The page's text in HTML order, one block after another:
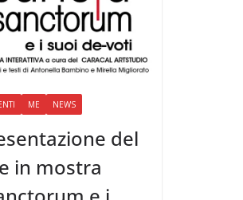
ME NEWS
del
in mostra